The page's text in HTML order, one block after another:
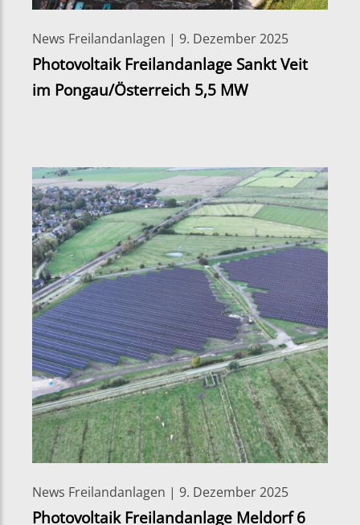
News Freilandanlagen | 9. Dezember 2025
Photovoltaik Freilandanlage Sankt Veit
im Pongau/Österreich 5,5 MW
News Freilandanlagen | 9. Dezember 2025
Photovoltaik Freilandanlage Meldorf 6